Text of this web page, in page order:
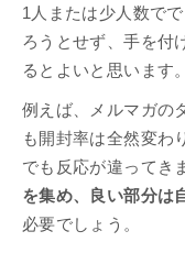
1人または少人数で
ろうとせず、手を付
るとよいと思います。
例えば、メルマガの
も開封率は全然変わ
でも反応が違ってき
を集め、良い部分は
必要でしょう。